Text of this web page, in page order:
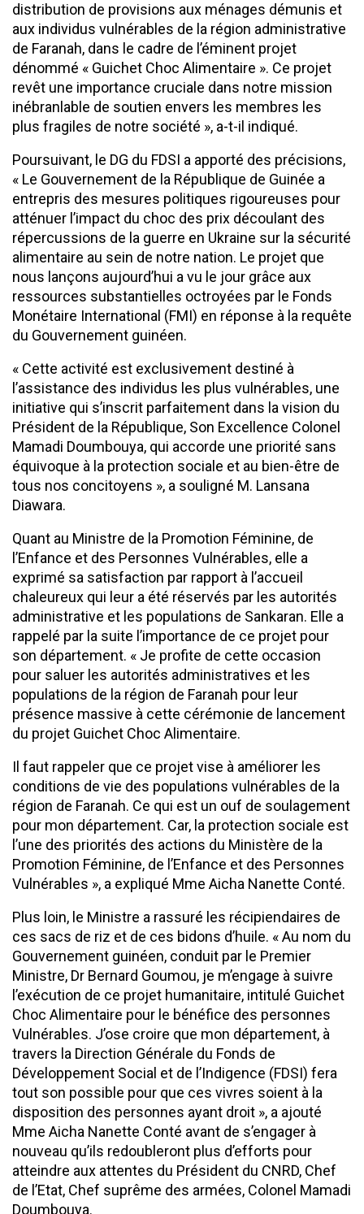
distribution de provisions aux ménages démunis et
aux individus vulnérables de la région administrative
de Faranah, dans le cadre de l’éminent projet
dénommé « Guichet Choc Alimentaire ». Ce projet
revêt une importance cruciale dans notre mission
inébranlable de soutien envers les membres les
plus fragiles de notre société », a-t-il indiqué.
Poursuivant, le DG du FDSI a apporté des précisions,
« Le Gouvernement de la République de Guinée a
entrepris des mesures politiques rigoureuses pour
atténuer l’impact du choc des prix découlant des
répercussions de la guerre en Ukraine sur la sécurité
alimentaire au sein de notre nation. Le projet que
nous lançons aujourd’hui a vu le jour grâce aux
ressources substantielles octroyées par le Fonds
Monétaire International (FMI) en réponse à la requête
du Gouvernement guinéen.
« Cette activité est exclusivement destiné à
l’assistance des individus les plus vulnérables, une
initiative qui s’inscrit parfaitement dans la vision du
Président de la République, Son Excellence Colonel
Mamadi Doumbouya, qui accorde une priorité sans
équivoque à la protection sociale et au bien-être de
tous nos concitoyens », a souligné M. Lansana
Diawara.
Quant au Ministre de la Promotion Féminine, de
l’Enfance et des Personnes Vulnérables, elle a
exprimé sa satisfaction par rapport à l’accueil
chaleureux qui leur a été réservés par les autorités
administrative et les populations de Sankaran. Elle a
rappelé par la suite l’importance de ce projet pour
son département. « Je profite de cette occasion
pour saluer les autorités administratives et les
populations de la région de Faranah pour leur
présence massive à cette cérémonie de lancement
du projet Guichet Choc Alimentaire.
Il faut rappeler que ce projet vise à améliorer les
conditions de vie des populations vulnérables de la
région de Faranah. Ce qui est un ouf de soulagement
pour mon département. Car, la protection sociale est
l’une des priorités des actions du Ministère de la
Promotion Féminine, de l’Enfance et des Personnes
Vulnérables », a expliqué Mme Aicha Nanette Conté.
Plus loin, le Ministre a rassuré les récipiendaires de
ces sacs de riz et de ces bidons d’huile. « Au nom du
Gouvernement guinéen, conduit par le Premier
Ministre, Dr Bernard Goumou, je m’engage à suivre
l’exécution de ce projet humanitaire, intitulé Guichet
Choc Alimentaire pour le bénéfice des personnes
Vulnérables. J’ose croire que mon département, à
travers la Direction Générale du Fonds de
Développement Social et de l’Indigence (FDSI) fera
tout son possible pour que ces vivres soient à la
disposition des personnes ayant droit », a ajouté
Mme Aicha Nanette Conté avant de s’engager à
nouveau qu’ils redoubleront plus d’efforts pour
atteindre aux attentes du Président du CNRD, Chef
de l’Etat, Chef suprême des armées, Colonel Mamadi
Doumbouya.